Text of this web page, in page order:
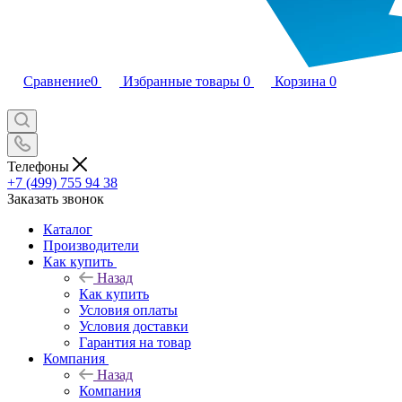
Сравнение0 Избранные товары 0 Корзина 0
Телефоны
+7 (499) 755 94 38
Заказать звонок
Каталог
Производители
Как купить
Назад
Как купить
Условия оплаты
Условия доставки
Гарантия на товар
Компания
Назад
Компания